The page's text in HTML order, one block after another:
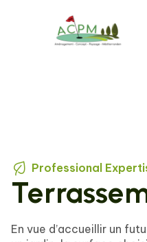
Professional
En vue d’accueillir un